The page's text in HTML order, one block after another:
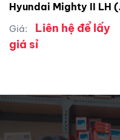
Hyundai Mighty II LH (
Giá:
Liên hệ để lấy
giá sỉ